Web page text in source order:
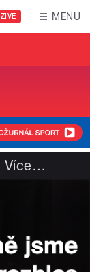
ŽIVĚ MENU
Více…